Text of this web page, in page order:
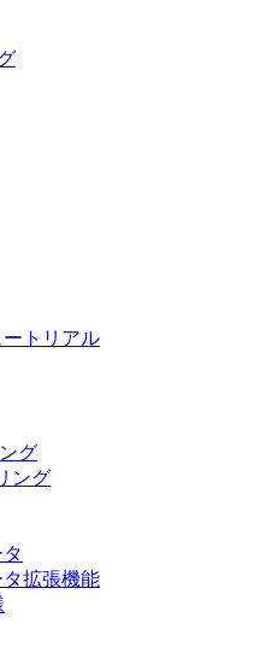
トリアル
グ
ング
拡張機能